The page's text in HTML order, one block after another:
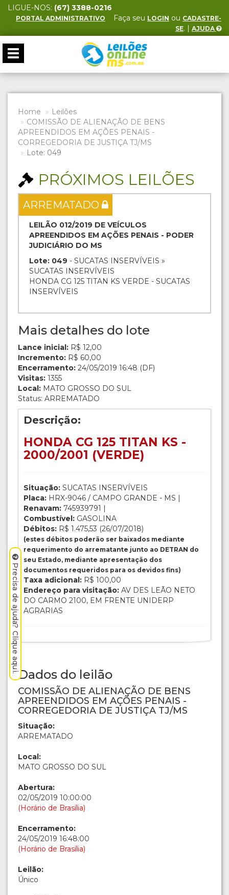
LIGUE-NOS: (67) 3388-0216
PORTAL ADMINISTRATIVO Faça seu LOGIN ou CADASTRE-
SE. | AJUDA
Toggle
navigation
Home
Leilões
COMISSÃO DE ALIENAÇÃO DE BENS
APREENDIDOS EM AÇÕES PENAIS -
CORREGEDORIA DE JUSTIÇA TJ/MS
Lote: 049
PRÓXIMOS LEILÕES
ARREMATADO
LEILÃO 012/2019 DE VEÍCULOS
APREENDIDOS EM AÇÕES PENAIS - PODER
JUDICIÁRIO DO MS
Lote: 049 - SUCATAS INSERVÍVEIS »
SUCATAS INSERVÍVEIS
HONDA CG 125 TITAN KS VERDE - SUCATAS
INSERVÍVEIS
Mais detalhes do lote
Lance inicial: R$ 12,00
Incremento: R$ 60,00
Encerramento: 24/05/2019 16:48 (DF)
Visitas: 1355
Local: MATO GROSSO DO SUL
Status: ARREMATADO
Descrição:
HONDA CG 125 TITAN KS -
2000/2001 (VERDE)
Situação: SUCATAS INSERVÍVEIS
Placa: HRX-9046 / CAMPO GRANDE - MS |
Renavam: 745939791 |
Combustível: GASOLINA
Débitos: R$ 1.475,53 (26/07/2018)
(estes débitos poderão ser baixados mediante
requerimento do arrematante junto ao DETRAN do
seu Estado, mediante apresentação dos
documentos requeridos para os devidos fins)
Taxa adicional: R$ 100,00
Endereço para visitação: AV DES LEÃO NETO
DO CARMO 2100, EM FRENTE UNIDERP
AGRARIAS
Dados do leilão
COMISSÃO DE ALIENAÇÃO DE BENS
APREENDIDOS EM AÇÕES PENAIS -
CORREGEDORIA DE JUSTIÇA TJ/MS
Situação:
ARREMATADO
Local:
MATO GROSSO DO SUL
Abertura:
02/05/2019 10:00:00
(Horário de Brasília)
Encerramento:
24/05/2019 16:48:00
(Horário de Brasília)
Leilão:
Único
Precisa de ajuda? Clique aqui.